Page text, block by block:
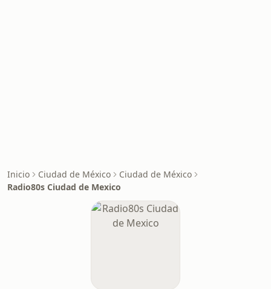
Inicio Ciudad de México
Ciudad de México
Radio80s Ciudad de Mexico